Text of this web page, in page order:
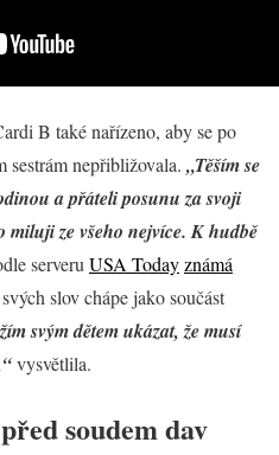
B také nařízeno, aby se po
sestrám nepřibližovala. „Těším se
a přáteli posunu za svoji
miluji ze všeho nejvíce. K hudbě
serveru USA Todayznámá
slov chápe jako součást
svým dětem ukázat, žemusí
vysvětlila.
soudem dav